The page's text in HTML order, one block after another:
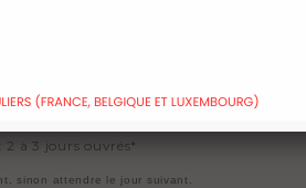
n’est acheminée qu’une fois qu’elle
les Produits correspondants
ouvrés*
jours ouvrés*
2 à 3 jours ouvrés*
sinon attendre le jour suivant.